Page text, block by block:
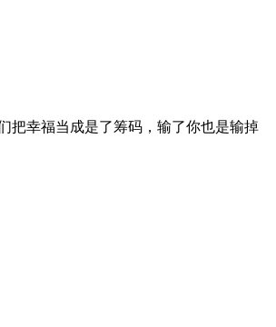
把幸福当成是了筹码，输了你也是输掉